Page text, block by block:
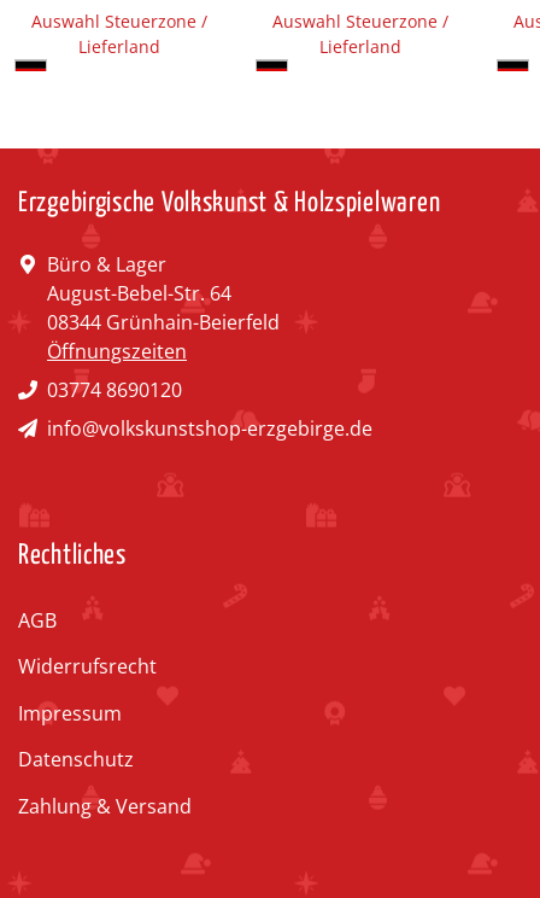
Auswahl Steuerzone /
Lieferland
Auswahl Steuerzone /
Lieferland
Erzgebirgische Volkskunst & Holzspielwaren
Büro & Lager
August-Bebel-Str. 64
08344 Grünhain-Beierfeld
Öffnungszeiten
03774 8690120
info@volkskunstshop-erzgebirge.de
Rechtliches
AGB
Widerrufsrecht
Impressum
Datenschutz
Zahlung & Versand